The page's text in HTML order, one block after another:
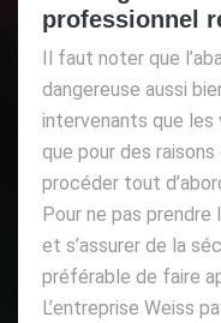
professionnel
Il faut noter que
dangereuse aussi
intervenants que les
que pour des
procéder tout
Pour ne pas
et s’assurer de la
préférable de faire
L’entreprise Weiss